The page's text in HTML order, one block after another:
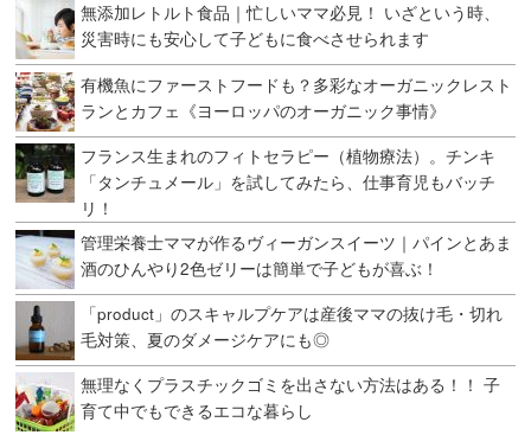
無添加レトルト食品｜忙しいママ必見！ いざという時、
災害時にも安心して子どもに食べさせられます
有機魚にファーストフードも？多彩なオーガニックレスト
ランとカフェ《ヨーロッパのオーガニック事情》
フランス生まれのフィトセラピー（植物療法）。チンキ
「タンチュメール」を試してみたら、仕事育児もバッチ
リ！
管理栄養士ママが作るヴィーガンスイーツ｜パインとあま
酒のひんやり2色ゼリーは簡単で子どもが喜ぶ！
「product」のスキャルプケアは産後ママの抜け毛・切れ
毛対策、夏のダメージケアにも◎
無理なくプラスチックゴミを出さない方法はある！！ 子
育て中でもできるエコな暮らし